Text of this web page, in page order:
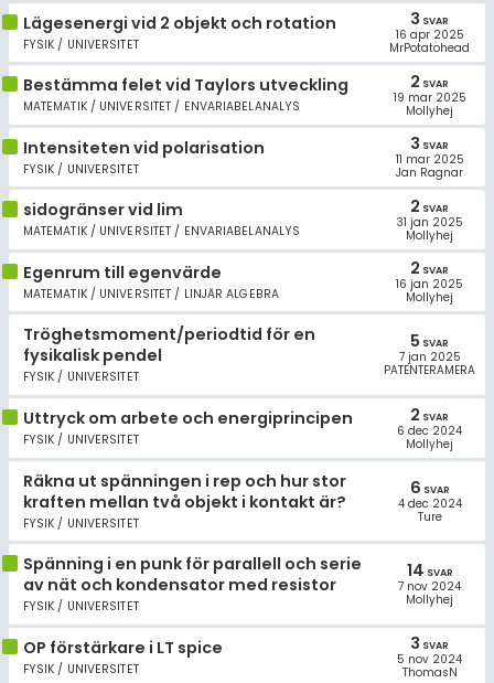
Lägesenergi vid 2 objekt och rotation
FYSIK / UNIVERSITET
3 SVAR
16 apr 2025
MrPotatohead
Bestämma felet vid Taylors utveckling
MATEMATIK / UNIVERSITET / ENVARIABELANALYS
2 SVAR
19 mar 2025
Mollyhej
Intensiteten vid polarisation
FYSIK / UNIVERSITET
3 SVAR
11 mar 2025
Jan Ragnar
sidogränser vid lim
MATEMATIK / UNIVERSITET / ENVARIABELANALYS
2 SVAR
31 jan 2025
Mollyhej
Egenrum till egenvärde
MATEMATIK / UNIVERSITET / LINJÄR ALGEBRA
2 SVAR
16 jan 2025
Mollyhej
Tröghetsmoment/periodtid för en
fysikalisk pendel
FYSIK / UNIVERSITET
5 SVAR
7 jan 2025
PATENTERAMERA
Uttryck om arbete och energiprincipen
FYSIK / UNIVERSITET
2 SVAR
6 dec 2024
Mollyhej
Räkna ut spänningen i rep och hur stor
kraften mellan två objekt i kontakt är?
FYSIK / UNIVERSITET
6 SVAR
4 dec 2024
Ture
Spänning i en punk för parallell och serie
av nät och kondensator med resistor
FYSIK / UNIVERSITET
14 SVAR
7 nov 2024
Mollyhej
OP förstärkare i LT spice
FYSIK / UNIVERSITET
3 SVAR
5 nov 2024
ThomasN